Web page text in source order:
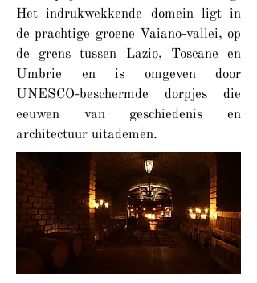
Het indrukwekkende domein ligt in
de prachtige groene Vaiano-vallei, op
de grens tussen Lazio, Toscane en
Umbrie en is omgeven door
UNESCO-beschermde dorpjes die
eeuwen van geschiedenis en
architectuur uitademen.